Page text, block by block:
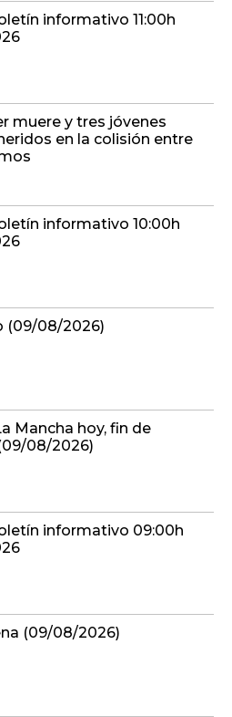
informativo 11:00h
muere y tres jóvenes
en la colisión entre
informativo 10:00h
(09/08/2026)
Mancha hoy, fin de
08/2026)
informativo 09:00h
(09/08/2026)